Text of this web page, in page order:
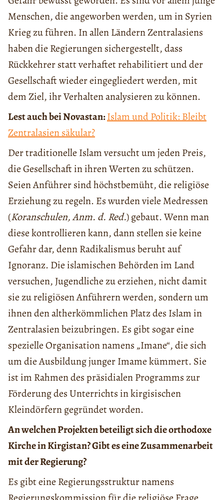
Menschen, die angeworben werden, um in Syrien
Krieg zu führen. In allen Ländern Zentralasiens
haben die Regierungen sichergestellt, dass
Rückkehrer statt verhaftet rehabilitiert und der
Gesellschaft wieder eingegliedert werden, mit
dem Ziel, ihr Verhalten analysieren zu können.
Lest auch bei Novastan:Islam und Politik: Bleibt
Zentralasien säkular?
Der traditionelle Islam versucht um jeden Preis,
die Gesellschaft in ihren Werten zu schützen.
Seien Anführer sind höchstbemüht, die religiöse
Erziehung zu regeln. Es wurden viele Medressen
(Koranschulen, Anm. d. Red.) gebaut. Wenn man
diese kontrollieren kann, dann stellen sie keine
Gefahr dar, denn Radikalismus beruht auf
Ignoranz. Die islamischen Behörden im Land
versuchen, Jugendliche zu erziehen, nicht damit
sie zu religiösen Anführern werden, sondern um
ihnen den altherkömmlichen Platz des Islam in
Zentralasien beizubringen. Es gibt sogar eine
spezielle Organisation namens „Imane“, die sich
um die Ausbildung junger Imame kümmert. Sie
ist im Rahmen des präsidialen Programms zur
Förderung des Unterrichts in kirgisischen
Kleindörfern gegründet worden.
An welchen Projekten beteiligt sich die orthodoxe
Kirche in Kirgistan? Gibt es eine Zusammenarbeit
mit der Regierung?
Es gibt eine Regierungsstruktur namens